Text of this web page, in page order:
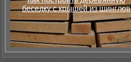
беседку с крышей из шинглов